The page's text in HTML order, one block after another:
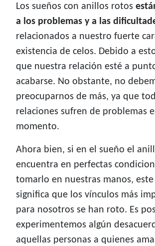
Los sueños con anillos rotos
a los problemas y a las
relacionados a nuestro fuerte
existencia de celos. Debido a
que nuestra relación esté a
acabarse. No obstante, no
preocuparnos de más, ya que
relaciones sufren de problemas
momento.
Ahora bien, si en el sueño el
encuentra en perfectas
tomarlo en nuestras manos,
significa que los vínculos más
para nosotros se han roto. Es
experimentemos algún
aquellas personas a quienes